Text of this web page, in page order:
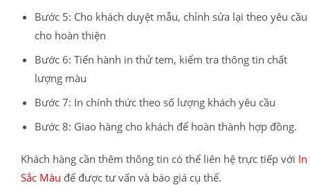
Bước 5: Cho khách duyệt mẫu, chỉnh sửa lại theo yêu cầu
cho hoàn thiện
Bước 6: Tiến hành in thử tem, kiểm tra thông tin chất
lượng màu
Bước 7: In chính thức theo số lượng khách yêu cầu
Bước 8: Giao hàng cho khách để hoàn thành hợp đồng.
Khách hàng cần thêm thông tin có thể liên hệ trực tiếp với In
Sắc Màu để được tư vấn và báo giá cụ thể.